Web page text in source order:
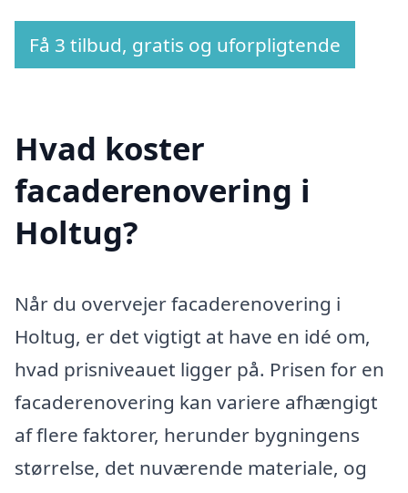
Få 3 tilbud, gratis og uforpligtende
Hvad koster
facaderenovering i
Holtug?
Når du overvejer facaderenovering i
Holtug, er det vigtigt at have en idé om,
hvad prisniveauet ligger på. Prisen for en
facaderenovering kan variere afhængigt
af flere faktorer, herunder bygningens
størrelse, det nuværende materiale, og